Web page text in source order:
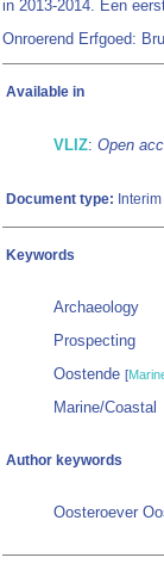
in 2013-2014. Een
Onroerend Erfgoed:
Available in
VLIZ: Open
Document type:
Keywords
Archaeology
Prospecting
Oostende [
Marine/Coastal
Author keywords
Oosteroever